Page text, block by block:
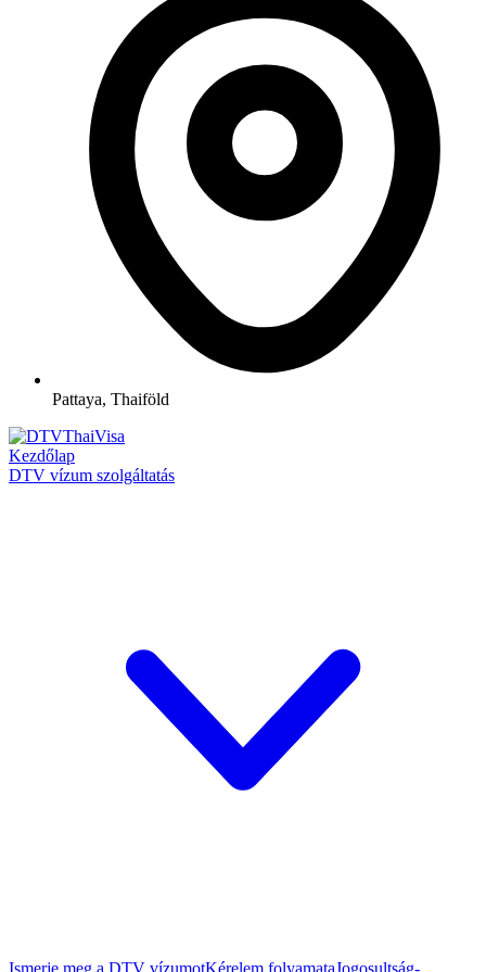
Pattaya, Thaiföld
Kezdőlap
DTV vízum szolgáltatás
Ismerje meg a DTV vízumotKérelem folyamataJogosultság-